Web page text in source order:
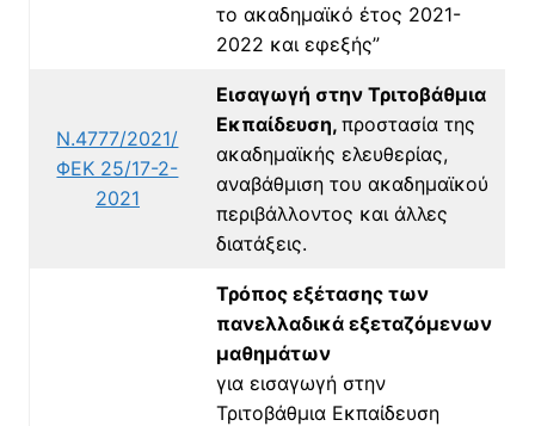
το ακαδημαϊκό έτος 2021-
2022 και εφεξής”
Ν.4777/2021/
ΦΕΚ 25/17-2-
2021
Εισαγωγή στην Τριτοβάθμια
Εκπαίδευση, προστασία της
ακαδημαϊκής ελευθερίας,
αναβάθμιση του ακαδημαϊκού
περιβάλλοντος και άλλες
διατάξεις.
Τρόπος εξέτασης των
πανελλαδικά εξεταζόμενων
μαθημάτων
για εισαγωγή στην
Τριτοβάθμια Εκπαίδευση